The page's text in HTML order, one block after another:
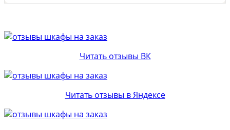
Читать отзывы ВК
Читать отзывы в Яндексе